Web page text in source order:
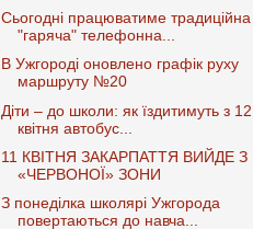
Сьогодні працюватиме традиційна
"гаряча" телефонна...
В Ужгороді оновлено графік руху
маршруту №20
Діти – до школи: як їздитимуть з 12
квітня автобус...
11 КВІТНЯ ЗАКАРПАТТЯ ВИЙДЕ З
«ЧЕРВОНОЇ» ЗОНИ
З понеділка школярі Ужгорода
повертаються до навча...